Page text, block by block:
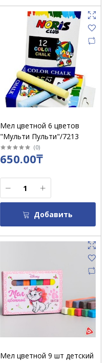
Мел цветной 6 цветов
"Мульти Пульти"/7213
(0)
650.00₸
Добавить
Мел цветной 9 шт детский